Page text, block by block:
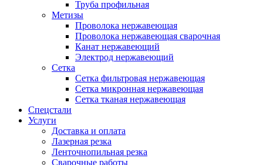
Труба профильная
Метизы
Проволока нержавеющая
Проволока нержавеющая сварочная
Канат нержавеющий
Электрод нержавеющий
Сетка
Сетка фильтровая нержавеющая
Сетка микронная нержавеющая
Сетка тканая нержавеющая
Спецстали
Услуги
Доставка и оплата
Лазерная резка
Ленточнопильная резка
Сварочные работы